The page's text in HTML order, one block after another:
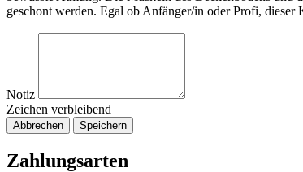
geschont werden. Egal ob Anfänger/in oder Profi, dieser
Notiz
Zeichen verbleibend
Abbrechen Speichern
Zahlungsarten